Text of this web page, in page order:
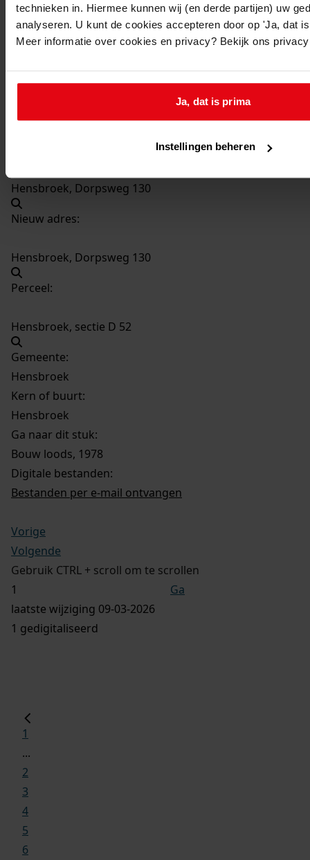
technieken in. Hiermee kunnen wij (en derde partijen) uw
analyseren. U kunt de cookies accepteren door op 'Ja, dat
Meer informatie over cookies en privacy? Bekijk ons
Ja, dat is prima
Instellingen beheren
572Bouw loods, 1978
Datering:
Beschrijving:
Hensbroek, Dorpsweg 130
Nieuw adres:
Hensbroek, Dorpsweg 130
Perceel:
Hensbroek, sectie D 52
Gemeente:
Hensbroek
Kern of buurt:
Hensbroek
Ga naar dit stuk:
Bouw loods, 1978
Digitale bestanden:
Bestanden per e-mail ontvangen
Vorige
Volgende
Gebruik CTRL + scroll om te scrollen
Ga
laatste wijziging 09-03-2026
1 gedigitaliseerd
1
...
2
3
4
5
6